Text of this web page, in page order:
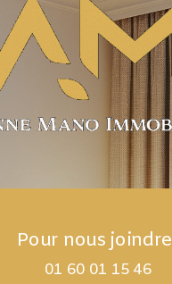
Pour nous
01 60 01 15 46